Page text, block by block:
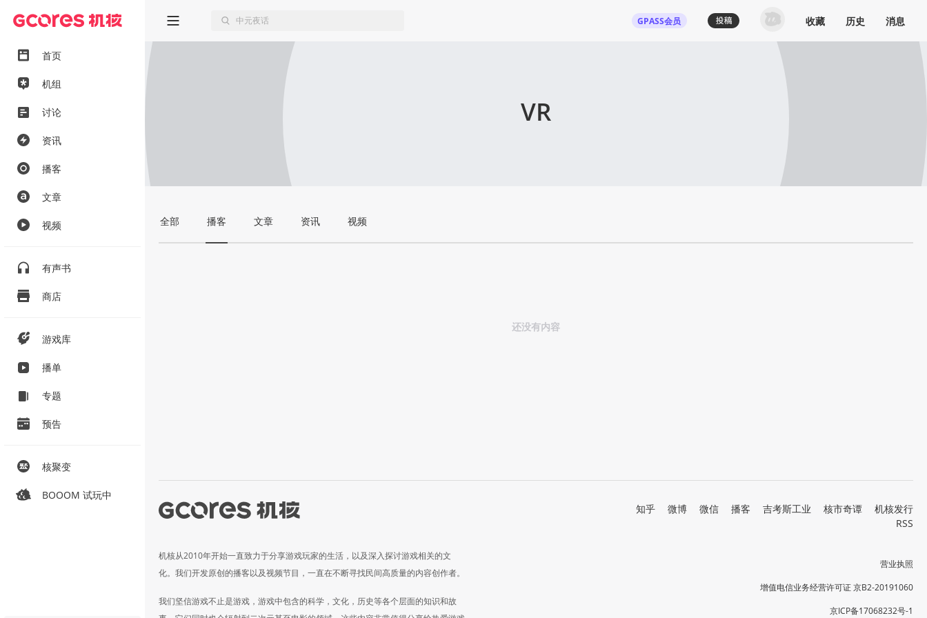
首页
机组
讨论
资讯
播客
文章
视频
有声书
商店
游戏库
播单
专题
预告
核聚变
BOOOM 试玩中
GPASS会员 收藏 历史 消息
VR
全部 播客 文章 资讯 视频
还没有内容
机核从2010年开始一直致力于分享游戏玩家的生活，以及深入探讨游戏相关的文
化。我们开发原创的播客以及视频节目，一直在不断寻找民间高质量的内容创作者。
我们坚信游戏不止是游戏，游戏中包含的科学，文化，历史等各个层面的知识和故
知乎 微博 微信 播客 吉考斯工业 核市奇谭
机核发行
RSS
营业执照
增值电信业务经营许可证 京B2-20191060
京ICP备17068232号-1